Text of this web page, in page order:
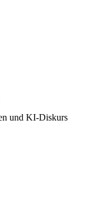
und KI-Diskurs